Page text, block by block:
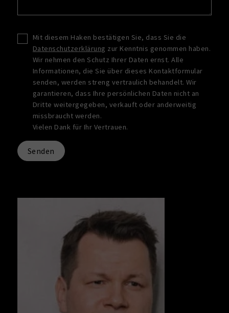
Mit diesem Haken bestätigen Sie, dass Sie die
Datenschutzerklärung zur Kenntnis genommen haben.
Wir nehmen den Schutz Ihrer Daten ernst. Alle
Informationen, die Sie über dieses Kontaktformular
senden, werden streng vertraulich behandelt. Wir
garantieren, dass Ihre persönlichen Daten nicht an
Dritte weitergegeben, verkauft oder anderweitig
missbraucht werden.
Vielen Dank für Ihr Vertrauen.
Senden